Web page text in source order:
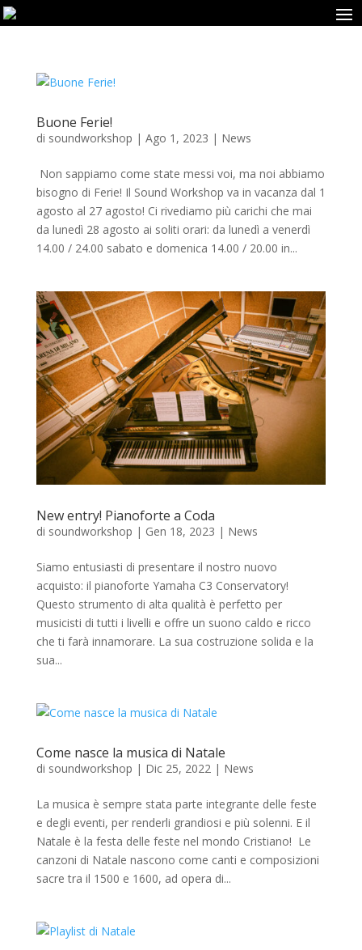
Buone Ferie!
di soundworkshop | Ago 1, 2023 | News
Non sappiamo come state messi voi, ma noi abbiamo
bisogno di Ferie! Il Sound Workshop va in vacanza dal 1
agosto al 27 agosto! Ci rivediamo più carichi che mai
da lunedì 28 agosto ai soliti orari: da lunedì a venerdì
14.00 / 24.00 sabato e domenica 14.00 / 20.00 in...
New entry! Pianoforte a Coda
di soundworkshop | Gen 18, 2023 | News
Siamo entusiasti di presentare il nostro nuovo
acquisto: il pianoforte Yamaha C3 Conservatory!
Questo strumento di alta qualità è perfetto per
musicisti di tutti i livelli e offre un suono caldo e ricco
che ti farà innamorare. La sua costruzione solida e la
sua...
Come nasce la musica di Natale
di soundworkshop | Dic 25, 2022| News
La musica è sempre stata parte integrante delle feste
e degli eventi, per renderli grandiosi e più solenni. E il
Natale è la festa delle feste nel mondo Cristiano! Le
canzoni di Natale nascono come canti e composizioni
sacre tra il 1500 e 1600, ad opera di...